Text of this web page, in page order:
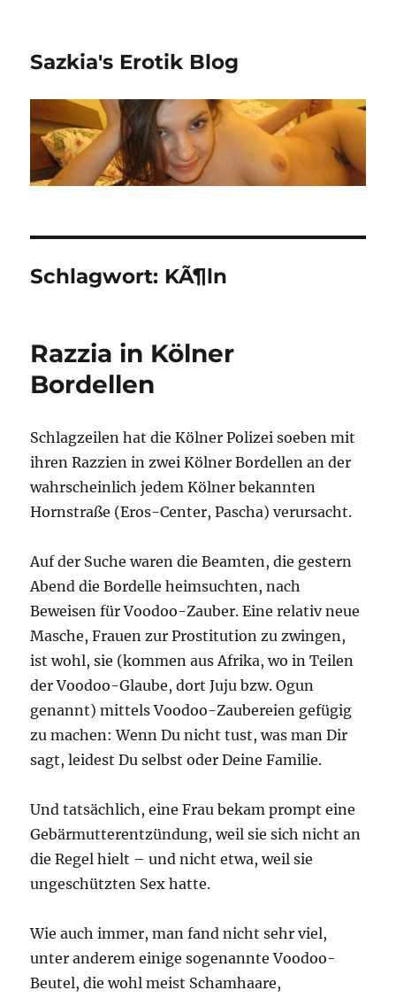
Sazkia's Erotik Blog
Schlagwort: KÃ¶ln
Razzia in Kölner
Bordellen
Schlagzeilen hat die Kölner Polizei soeben mit
ihren Razzien in zwei Kölner Bordellen an der
wahrscheinlich jedem Kölner bekannten
Hornstraße (Eros-Center, Pascha) verursacht.
Auf der Suche waren die Beamten, die gestern
Abend die Bordelle heimsuchten, nach
Beweisen für Voodoo-Zauber. Eine relativ neue
Masche, Frauen zur Prostitution zu zwingen,
ist wohl, sie (kommen aus Afrika, wo in Teilen
der Voodoo-Glaube, dort Juju bzw. Ogun
genannt) mittels Voodoo-Zaubereien gefügig
zu machen: Wenn Du nicht tust, was man Dir
sagt, leidest Du selbst oder Deine Familie.
Und tatsächlich, eine Frau bekam prompt eine
Gebärmutterentzündung, weil sie sich nicht an
die Regel hielt – und nicht etwa, weil sie
ungeschützten Sex hatte.
Wie auch immer, man fand nicht sehr viel,
unter anderem einige sogenannte Voodoo-
Beutel, die wohl meist Schamhaare,